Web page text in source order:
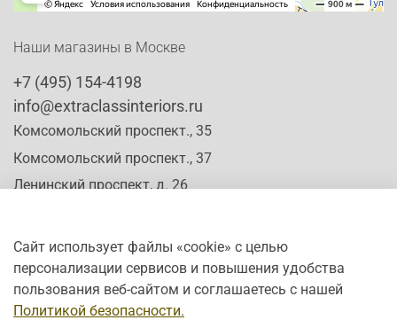
Наши магазины в Москве
+7 (495) 154-4198
info@extraclassinteriors.ru
Комсомольский проспект., 35
Комсомольский проспект., 37
Ленинский проспект, д. 26
Время работы:
Пн-Сб: c 10:00 - 20:00
Вс: с 12:00 - 19:00
Сайт использует файлы «cookie» с целью
персонализации сервисов и повышения удобства
пользования веб-сайтом и соглашаетесь с нашей
Политикой безопасности.